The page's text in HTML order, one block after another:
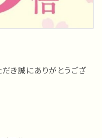
き誠にありがとうござ